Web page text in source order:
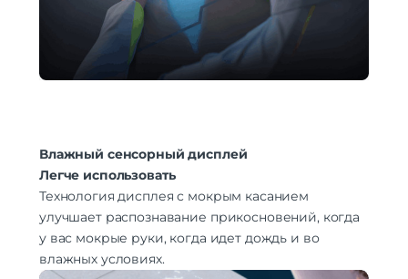
Влажный сенсорный дисплей
Легче использовать
Технология дисплея с мокрым касанием
улучшает распознавание прикосновений, когда
у вас мокрые руки, когда идет дождь и во
влажных условиях.